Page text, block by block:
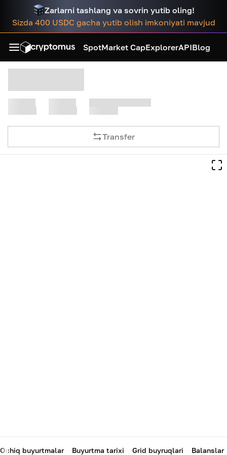
Zarlarni tashlang va sovrin yutib oling!
Sizda 400 USDC gacha yutib olish imkoniyati mavjud
SpotMarket CapExplorerAPIBlog
Transfer
Ochiq buyurtmalar Buyurtma tarixi Grid buyruqlari Balanslar